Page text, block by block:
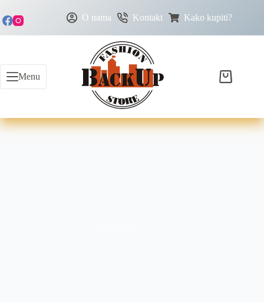
O nama Kontakt Kako kupiti?
Menu